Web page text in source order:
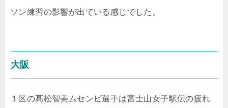
ソン練習の影響が出ている感じでした。
大阪
１区の髙松智美ムセンビ選手は富士山女子駅伝の疲れ